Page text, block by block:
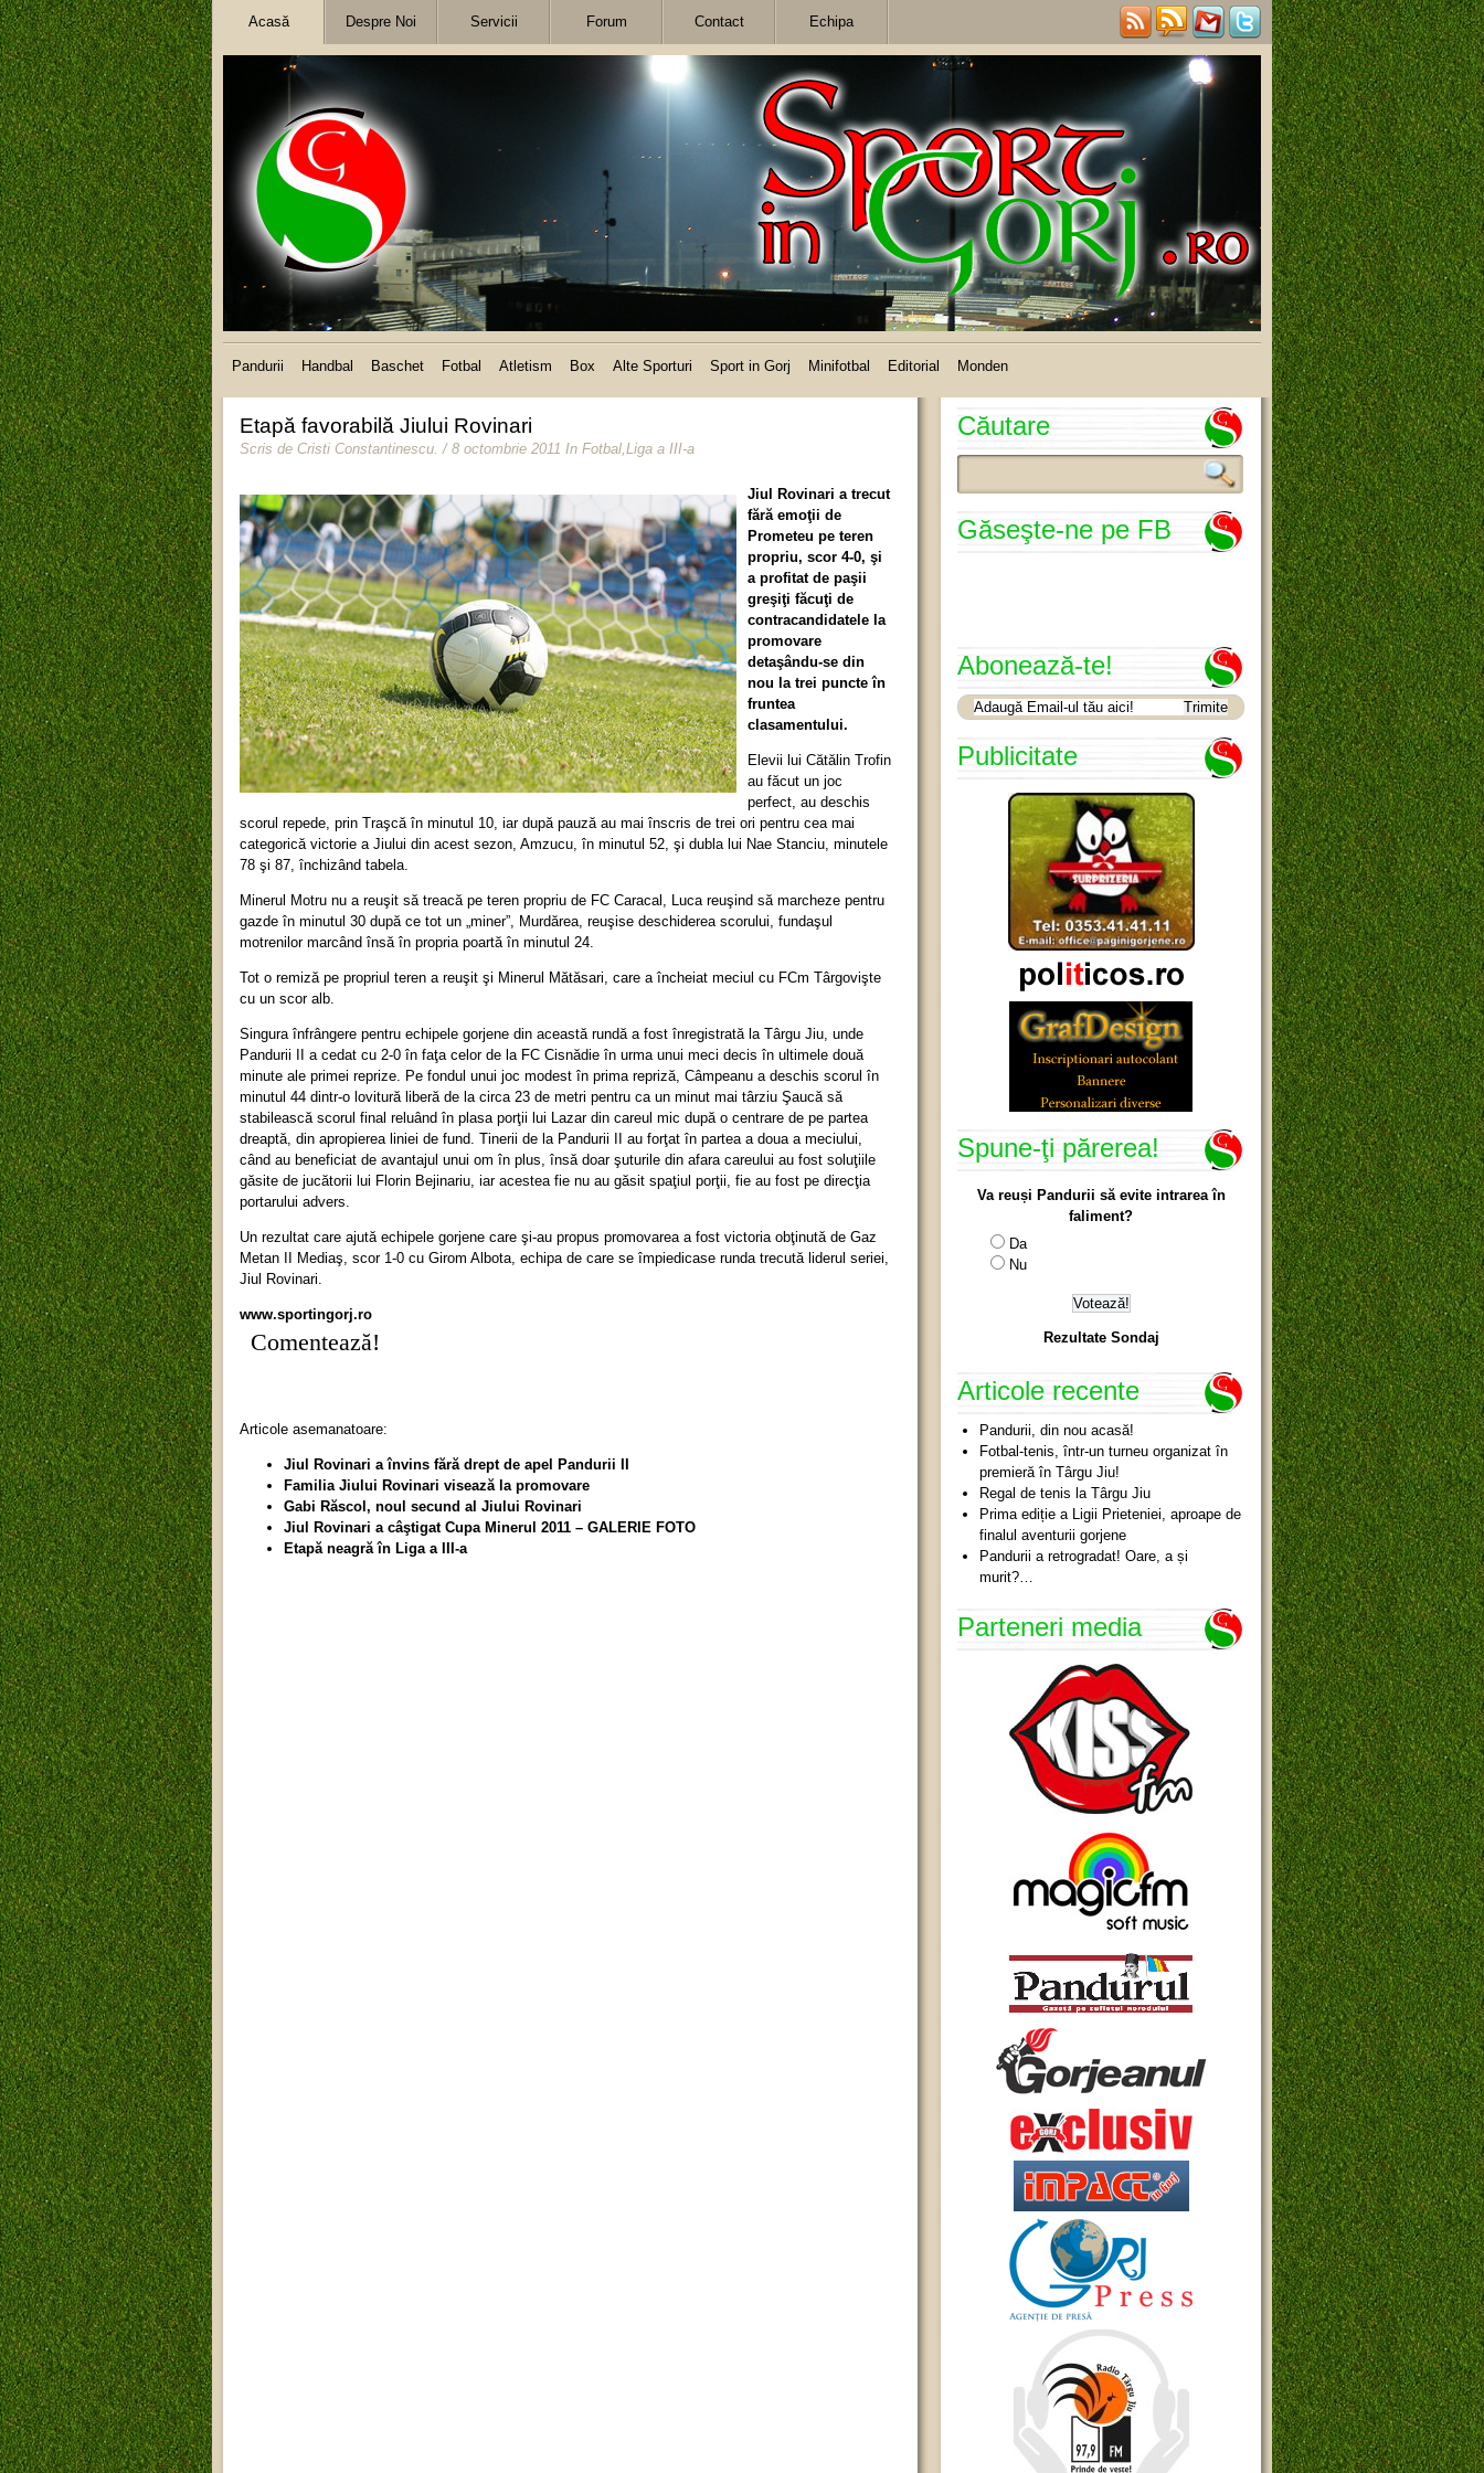
Acasă Despre Noi Servicii Forum Contact Echipa
Pandurii Handbal Baschet Fotbal Atletism Box Alte Sporturi Sport in Gorj Minifotbal Editorial Monden
Etapă favorabilă Jiului Rovinari
Scris de Cristi Constantinescu. / 8 octombrie 2011 In Fotbal,Liga a III-a
Jiul Rovinari a trecut
fără emoţii de
Prometeu pe teren
propriu, scor 4-0, şi
a profitat de paşii
greşiţi făcuţi de
contracandidatele la
promovare
detaşându-se din
nou la trei puncte în
fruntea
clasamentului.
Elevii lui Cătălin Trofin
au făcut un joc
perfect, au deschis
scorul repede, prin Traşcă în minutul 10, iar după pauză au mai înscris de trei ori pentru cea mai
categorică victorie a Jiului din acest sezon, Amzucu, în minutul 52, şi dubla lui Nae Stanciu, minutele
78 şi 87, închizând tabela.
Minerul Motru nu a reuşit să treacă pe teren propriu de FC Caracal, Luca reuşind să marcheze pentru
gazde în minutul 30 după ce tot un „miner”, Murdărea, reuşise deschiderea scorului, fundaşul
motrenilor marcând însă în propria poartă în minutul 24.
Tot o remiză pe propriul teren a reuşit şi Minerul Mătăsari, care a încheiat meciul cu FCm Târgovişte
cu un scor alb.
Singura înfrângere pentru echipele gorjene din această rundă a fost înregistrată la Târgu Jiu, unde
Pandurii II a cedat cu 2-0 în faţa celor de la FC Cisnădie în urma unui meci decis în ultimele două
minute ale primei reprize. Pe fondul unui joc modest în prima repriză, Câmpeanu a deschis scorul în
minutul 44 dintr-o lovitură liberă de la circa 23 de metri pentru ca un minut mai târziu Şaucă să
stabilească scorul final reluând în plasa porţii lui Lazar din careul mic după o centrare de pe partea
dreaptă, din apropierea liniei de fund. Tinerii de la Pandurii II au forţat în partea a doua a meciului,
când au beneficiat de avantajul unui om în plus, însă doar şuturile din afara careului au fost soluţiile
găsite de jucătorii lui Florin Bejinariu, iar acestea fie nu au găsit spaţiul porţii, fie au fost pe direcţia
portarului advers.
Un rezultat care ajută echipele gorjene care şi-au propus promovarea a fost victoria obţinută de Gaz
Metan II Mediaş, scor 1-0 cu Girom Albota, echipa de care se împiedicase runda trecută liderul seriei,
Jiul Rovinari.
www.sportingorj.ro
Comentează!
Articole asemanatoare:
Jiul Rovinari a învins fără drept de apel Pandurii II
Familia Jiului Rovinari visează la promovare
Gabi Răscol, noul secund al Jiului Rovinari
Jiul Rovinari a câştigat Cupa Minerul 2011 – GALERIE FOTO
Etapă neagră în Liga a III-a
Căutare
Găseşte-ne pe FB
Abonează-te!
Publicitate
Spune-ţi părerea!
Va reuși Pandurii să evite intrarea în
faliment?
Da
Nu
Rezultate Sondaj
Articole recente
Pandurii, din nou acasă!
Fotbal-tenis, într-un turneu organizat în
premieră în Târgu Jiu!
Regal de tenis la Târgu Jiu
Prima ediție a Ligii Prieteniei, aproape de
finalul aventurii gorjene
Pandurii a retrogradat! Oare, a și
murit?…
Parteneri media